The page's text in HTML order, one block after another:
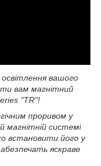
вашого
вам магнітний
"TR"!
проривом у
магнітній системі
встановити його у
яскраве